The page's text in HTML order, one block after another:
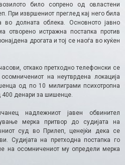
било сопрено од овластени
При извршениот преглед кај него била
во долната облека. Основното јавно
отворено истражна постапка против
дрогата и тој се наоѓа во куќен
откако претходно телефонски се
на неутврдена локација
од по 10 милиграми психотропна
400 денари за шишенце.
надлежниот јавен обвинител
мерка притвор до судијата на
суд во Прилеп, ценејќи дека се
Судијата на претходна постапка го
на осомничениот му определи мерка